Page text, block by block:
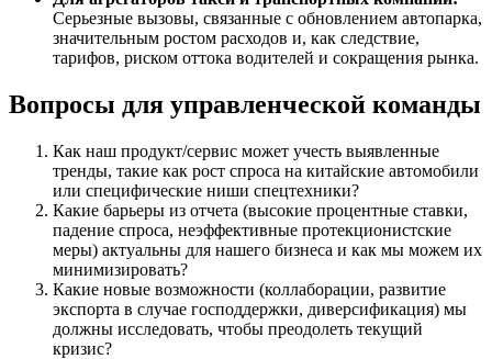
Серьезные вызовы, связанные с обновлением автопарка,
значительным ростом расходов и, как следствие,
тарифов, риском оттока водителей и сокращения рынка.
Вопросы для управленческой команды
Как наш продукт/сервис может учесть выявленные
тренды, такие как рост спроса на китайские автомобили
или специфические ниши спецтехники?
Какие барьеры из отчета (высокие процентные ставки,
падение спроса, неэффективные протекционистские
меры) актуальны для нашего бизнеса и как мы можем их
минимизировать?
Какие новые возможности (коллаборации, развитие
экспорта в случае господдержки, диверсификация) мы
должны исследовать, чтобы преодолеть текущий
кризис?